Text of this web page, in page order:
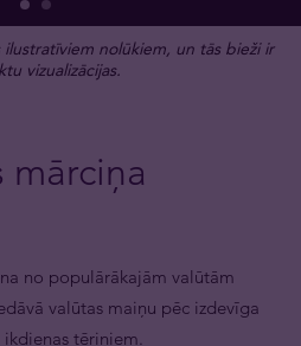
nolūkiem, un tās bieži ir
vizualizācijas.
no populārākajām valūtām
valūtas maiņu pēc izdevīga
tēriņiem.